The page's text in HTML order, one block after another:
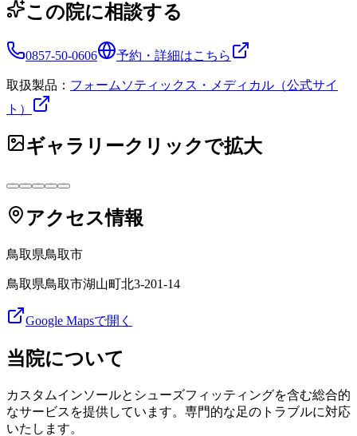
この院に相談する
0857-50-0606 予約・詳細はこちら
取扱製品： フォームソティックス・メディカル（公式サイ
ト）
ギャラリークリックで拡大
アクセス情報
鳥取県鳥取市
鳥取県鳥取市湖山町北3-201-14
Google Mapsで開く
当院について
カスタムインソールとシューズフィッティングを含む総合的
なサービスを提供しています。専門的な足のトラブルに対応
いたします。